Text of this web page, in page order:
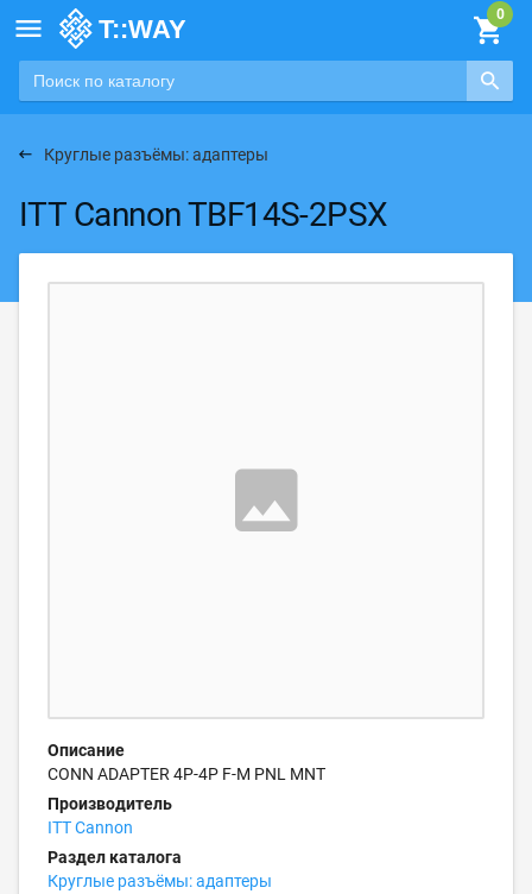

Круглые разъёмы: адаптеры
ITT Cannon TBF14S-2PSX
Описание
CONN ADAPTER 4P-4P F-M PNL MNT
Производитель
ITT Cannon
Раздел каталога
Круглые разъёмы: адаптеры